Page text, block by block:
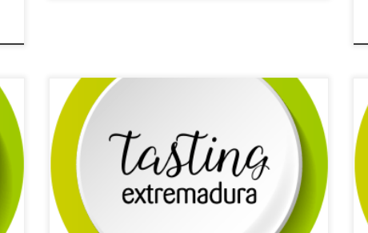
Licencia: TR-BA-00122
Categoría: 3 Estrellas
Tipo: Casa rural
Comarca turística:
TENTUDÍA
Localidad: MONESTERIO
Dirección: C/ Mesones, 22
Página web: Web ✉
Correo Electrónico: Contactar por correo
electrónico
Teléfono: Teléfono: 610511665
Placa distintiva 🗺Ubicación